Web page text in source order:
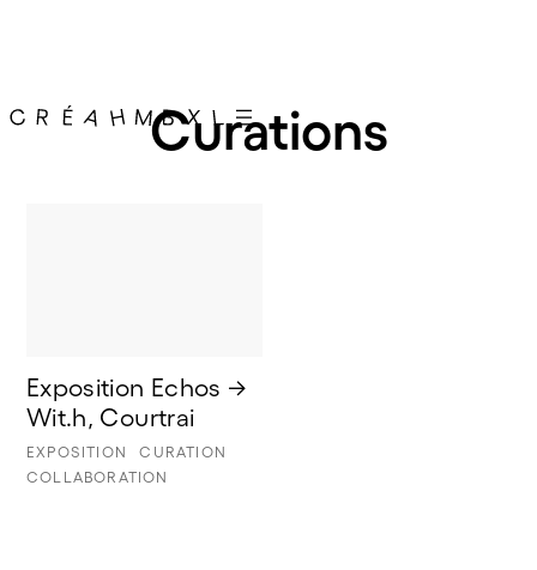
Curations
Exposition Echos →
Wit.h, Courtrai
EXPOSITION
CURATION
COLLABORATION